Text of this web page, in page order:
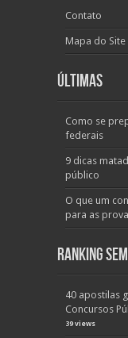
Contato
Mapa do Site
Últimas
Como se
federais
9 dicas
público
O que um
para as
Ranking
40 apostilas
Concursos
39 views